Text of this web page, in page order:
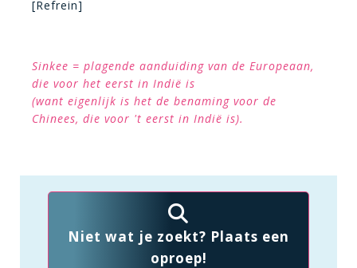
[Refrein]
Sinkee = plagende aanduiding van de Europeaan,
die voor het eerst in Indië is
(want eigenlijk is het de benaming voor de
Chinees, die voor 't eerst in Indië is).
Niet wat je zoekt? Plaats een
oproep!